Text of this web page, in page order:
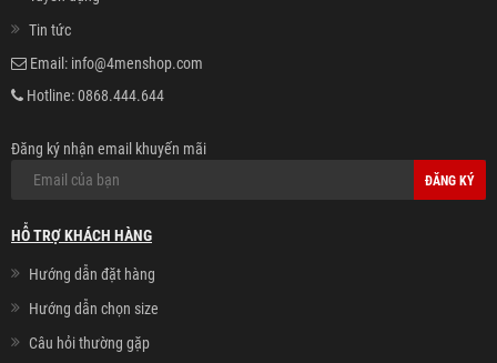
Tin tức
Email: info@4menshop.com
Hotline:0868.444.644
Đăng ký nhận email khuyến mãi
ĐĂNG KÝ
HỖ TRỢ KHÁCH HÀNG
Hướng dẫn đặt hàng
Hướng dẫn chọn size
Câu hỏi thường gặp